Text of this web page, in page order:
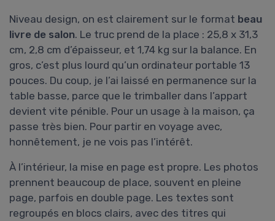
Niveau design, on est clairement sur le format beau
livre de salon. Le truc prend de la place : 25,8 x 31,3
cm, 2,8 cm d’épaisseur, et 1,74 kg sur la balance. En
gros, c’est plus lourd qu’un ordinateur portable 13
pouces. Du coup, je l’ai laissé en permanence sur la
table basse, parce que le trimballer dans l’appart
devient vite pénible. Pour un usage à la maison, ça
passe très bien. Pour partir en voyage avec,
honnêtement, je ne vois pas l’intérêt.
À l’intérieur, la mise en page est propre. Les photos
prennent beaucoup de place, souvent en pleine
page, parfois en double page. Les textes sont
regroupés en blocs clairs, avec des titres qui